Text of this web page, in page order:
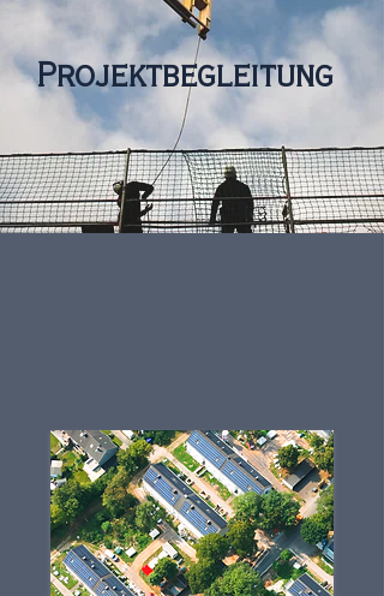
Projektbegleitung